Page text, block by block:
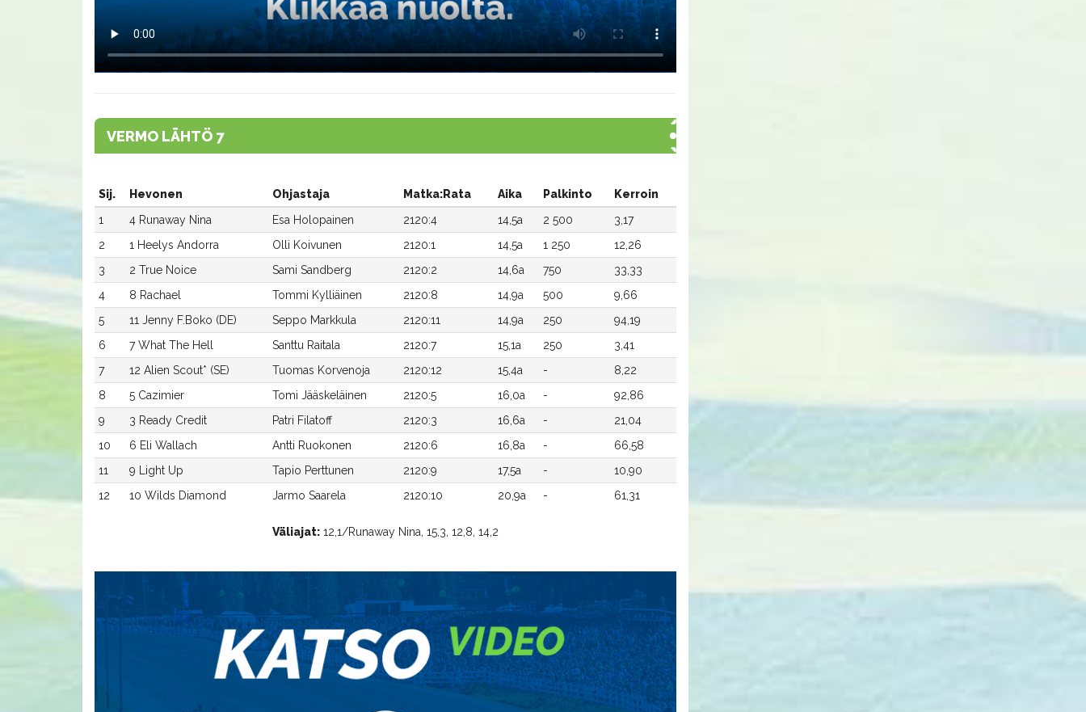
VERMO LÄHTÖ 7
Sij. Hevonen Ohjastaja Matka:Rata Aika Palkinto
Kerroin
1
4 Runaway Nina Esa Holopainen 2120:4 14,5a 2 500
3,17
2
1 Heelys Andorra Olli Koivunen 2120:1 14,5a 1 250
12,26
3
2 True Noice Sami Sandberg 2120:2 14,6a 750
33,33
4
8 Rachael Tommi Kylliäinen 2120:8 14,9a 500
9,66
5
11 Jenny F.Boko (DE) Seppo Markkula 2120:11 14,9a 250
94,19
6
7 What The Hell Santtu Raitala 2120:7 15,1a 250
3,41
7
12 Alien Scout* (SE) Tuomas Korvenoja 2120:12 15,4a -
8,22
8
5 Cazimier Tomi Jääskeläinen 2120:5 16,0a -
92,86
9
3 Ready Credit Patri Filatoff 2120:3 16,6a -
21,04
10
6 Eli Wallach Antti Ruokonen 2120:6 16,8a -
66,58
11
9 Light Up Tapio Perttunen 2120:9 17,5a -
10,90
12
10 Wilds Diamond Jarmo Saarela 2120:10 20,9a - 61,31
Väliajat: 12,1/Runaway Nina, 15,3, 12,8, 14,2